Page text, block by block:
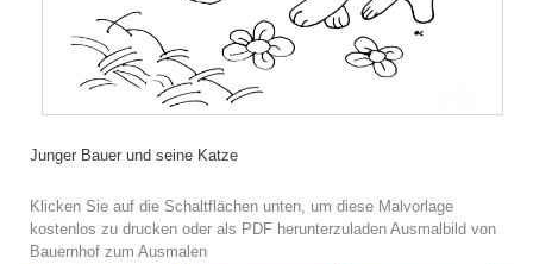
Junger Bauer und seine Katze
Klicken Sie auf die Schaltflächen unten, um diese Malvorlage
kostenlos zu drucken oder als PDF herunterzuladen Ausmalbild von
Bauernhof zum Ausmalen